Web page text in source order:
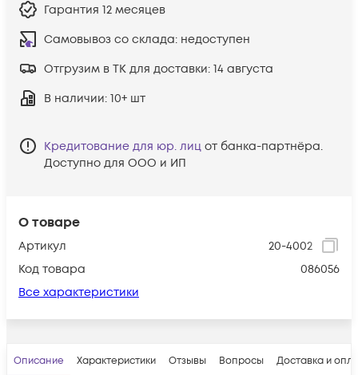
О товаре
Артикул
20-4002
Код товара
086056
Все характеристики
Гарантия 12 месяцев
Самовывоз со склада: недоступен
Отгрузим в ТК для доставки: 14 августа
В наличии: 10+ шт
Кредитование для юр. лиц от банка-партнёра.
Доступно для ООО и ИП
Описание Характеристики Отзывы Вопросы Доставка и